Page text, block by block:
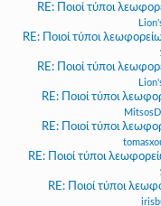
RE: Ποιοί τύποι
RE: Ποιοί τύποι
RE: Ποιοί τύποι
RE: Ποιοί τύποι
RE: Ποιοί τύποι
RE: Ποιοί τύποι
RE: Ποιοί τύποι